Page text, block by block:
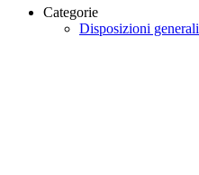
Categorie
Disposizioni generali